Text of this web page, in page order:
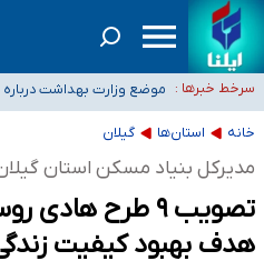
سرخط خبرها :
۴۰ تا ۵۰ روز گرمای نسبی در پیش داریم/ دمای تهران به ۳۸ درجه می‌رسد
اصلاح ظرفیت‌ها هستیم،
تعویق آزمون ورودی
دکترای تخصصی جغرافیای
خبرنگاران راویان حقیقت با دغدغه نان،
آخرین وضعیت شیوع عفونت‌های تنفسی در
خانه استان‌ها گیلان
مدیرکل بنیاد مسکن استان
تصویب ۹ طرح
هدف بهبود کیفیت